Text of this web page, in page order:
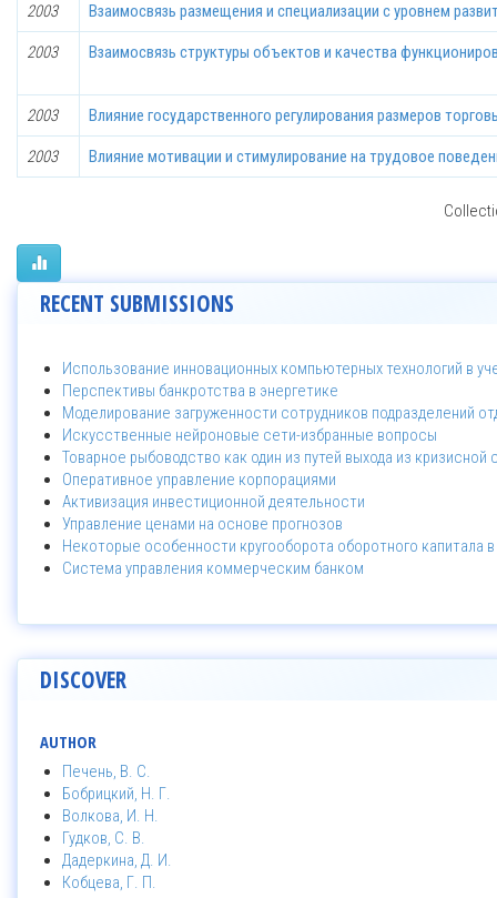
2003 Взаимосвязь размещения и специализации с уровнем
2003 Взаимосвязь структуры объектов и качества
2003 Влияние государственного регулирования размеров
2003 Влияние мотивации и стимулирование на трудовое
RECENT SUBMISSIONS
Использование инновационных компьютерных технологий в
Перспективы банкротства в энергетике
Моделирование загруженности сотрудников подразделений
Искусственные нейроновые сети-избранные вопросы
Товарное рыбоводство как один из путей выхода из кризисной
Оперативное управление корпорациями
Активизация инвестиционной деятельности
Управление ценами на основе прогнозов
Некоторые особенности кругооборота оборотного
Система управления коммерческим банком
DISCOVER
AUTHOR
Печень, В. С.
Бобрицкий, Н. Г.
Волкова, И. Н.
Гудков, С. В.
Дадеркина, Д. И.
Кобцева, Г. П.